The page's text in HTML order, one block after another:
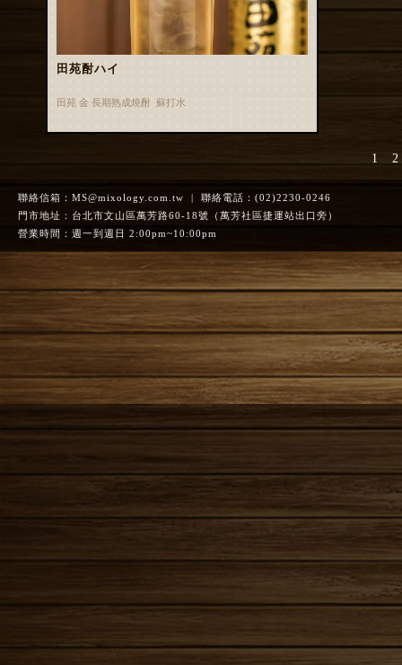
田苑酎ハイ
田苑 金 長期熟成燒酎 蘇打水
1 2
聯絡信箱： MS@mixology.com.tw | 聯絡電話：(02)2230-0246
門市地址：台北市文山區萬芳路60-18號（萬芳社區捷運站出口旁）
營業時間：週一到週日 2:00pm~10:00pm